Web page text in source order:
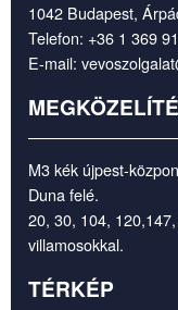
1042 Budapest,
Telefon: +36 1 369
E-mail:
M3 kék újpest-
Duna felé.
20, 30, 104,
villamosokkal.
TÉRKÉP